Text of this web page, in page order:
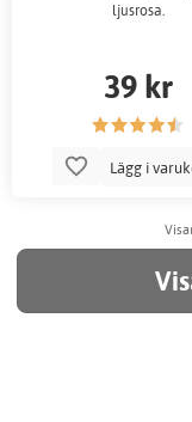
ljusrosa.
39 kr
Lägg i